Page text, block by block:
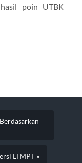
poin UTBK
LTMPT »